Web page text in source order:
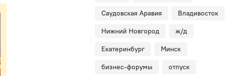
Саудовская Аравия Владивосток
Нижний Новгород ж/д
Екатеринбург Минск
бизнес-форумы отпуск